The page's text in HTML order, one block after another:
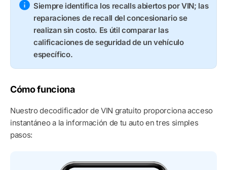
Siempre identifica los recalls abiertos por VIN; las
reparaciones de recall del concesionario se
realizan sin costo. Es útil comparar las
calificaciones de seguridad de un vehículo
específico.
Cómo funciona
Nuestro decodificador de VIN gratuito proporciona acceso
instantáneo a la información de tu auto en tres simples
pasos: